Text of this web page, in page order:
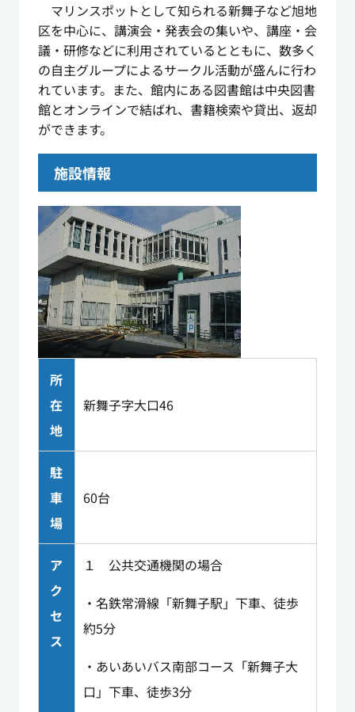
マリンスポットとして知られる新舞子など旭地
区を中心に、講演会・発表会の集いや、講座・会
議・研修などに利用されているとともに、数多く
の自主グループによるサークル活動が盛んに行わ
れています。また、館内にある図書館は中央図書
館とオンラインで結ばれ、書籍検索や貸出、返却
ができます。
施設情報
所
在
地
新舞子字大口46
駐
車
場
60台
ア
ク
セ
ス
１ 公共交通機関の場合
・名鉄常滑線「新舞子駅」下車、徒歩
約5分
・あいあいバス南部コース「新舞子大
口」下車、徒歩3分